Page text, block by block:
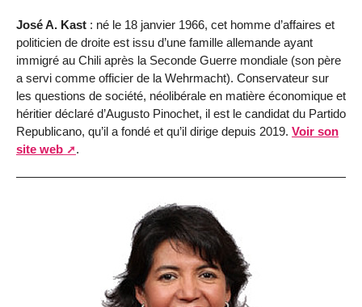
José A. Kast : né le 18 janvier 1966, cet homme d’affaires et
politicien de droite est issu d’une famille allemande ayant
immigré au Chili après la Seconde Guerre mondiale (son père
a servi comme officier de la Wehrmacht). Conservateur sur
les questions de société, néolibérale en matière économique et
héritier déclaré d’Augusto Pinochet, il est le candidat du Partido
Republicano, qu’il a fondé et qu’il dirige depuis 2019. Voir son
site web
.